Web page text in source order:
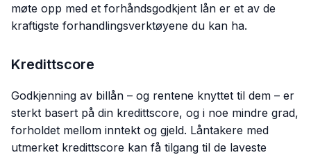
møte opp med et forhåndsgodkjent lån er et av de
kraftigste forhandlingsverktøyene du kan ha.
Kredittscore
Godkjenning av billån – og rentene knyttet til dem – er
sterkt basert på din kredittscore, og i noe mindre grad,
forholdet mellom inntekt og gjeld. Låntakere med
utmerket kredittscore kan få tilgang til de laveste